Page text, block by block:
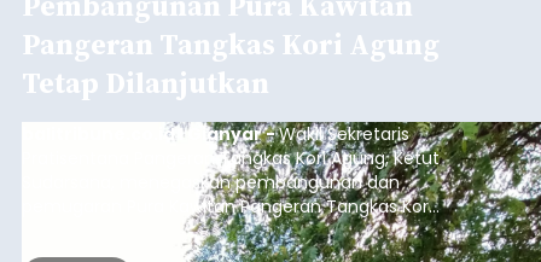
Pangeran Tangkas Kori Agung
Tetap Dilanjutkan
balitribune.co.id I Gianyar -Wakil Sekretaris
Pratisentana Pangeran Tangkas Kori Agung, Ketut
Sudarsana, menegaskan pembangunan dan
pemugaran Pura Kawitan Pangeran Tangkas Kori
Agung tetap dilanjutkan.